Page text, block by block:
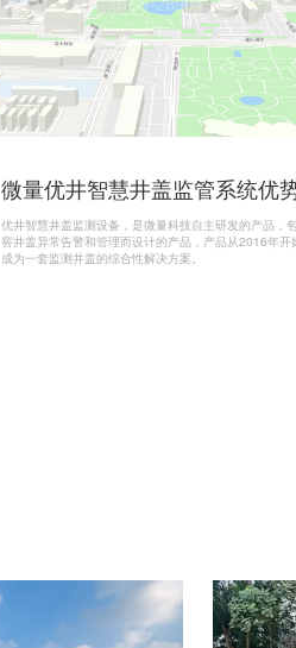
微量优井智慧井盖监管系统优
优井智慧井盖监测设备，是微量科技自主研发的产品，
窖井盖异常告警和管理而设计的产品，产品从2016年
成为一套监测井盖的综合性解决方案。